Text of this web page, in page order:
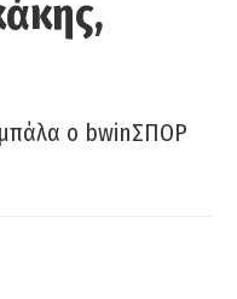
μπάλα ο bwinΣΠΟΡ